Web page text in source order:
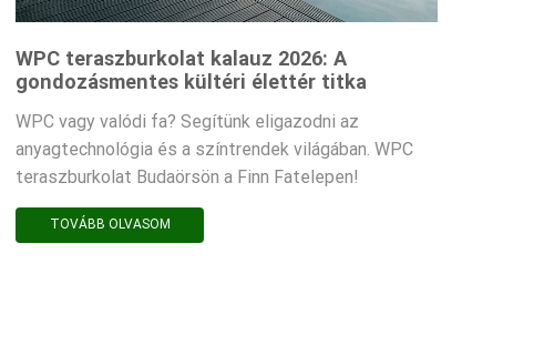
WPC teraszburkolat kalauz 2026: A
gondozásmentes kültéri élettér titka
WPC vagy valódi fa? Segítünk eligazodni az
anyagtechnológia és a színtrendek világában. WPC
teraszburkolat Budaörsön a Finn Fatelepen!
TOVÁBB OLVASOM